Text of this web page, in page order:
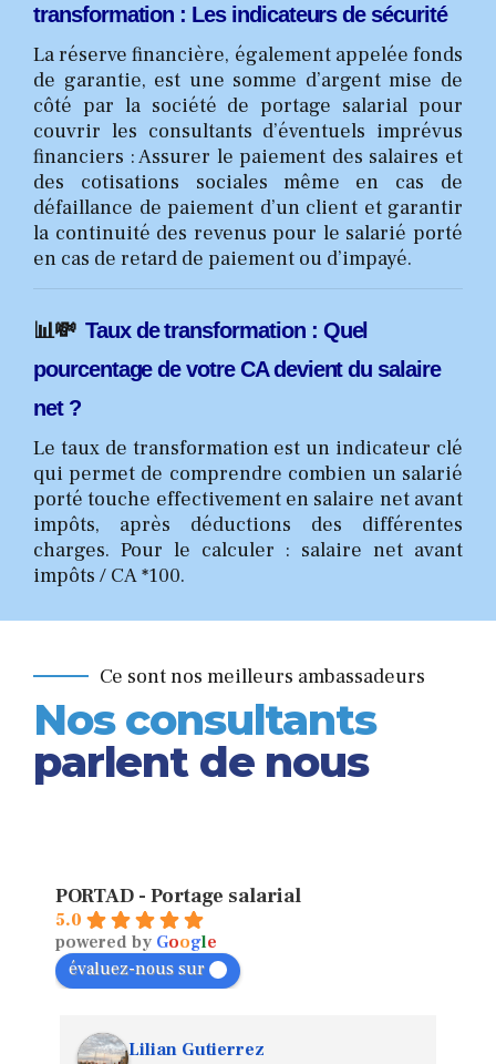
transformation : Les indicateurs de sécurité
La réserve financière, également appelée fonds
de garantie, est une somme d’argent mise de
côté par la société de portage salarial pour
couvrir les consultants d’éventuels imprévus
financiers : Assurer le paiement des salaires et
des cotisations sociales même en cas de
défaillance de paiement d’un client et garantir
la continuité des revenus pour le salarié porté
en cas de retard de paiement ou d’impayé.
📊💸 Taux de transformation : Quel
pourcentage de votre CA devient du salaire
net ?
Le taux de transformation est un indicateur clé
qui permet de comprendre combien un salarié
porté touche effectivement en salaire net avant
impôts, après déductions des différentes
charges. Pour le calculer : salaire net avant
impôts / CA *100.
Ce sont nos meilleurs ambassadeurs
Nos consultants
parlent de nous
PORTAD - Portage salarial
5.0
powered by Google
évaluez-nous sur
Lilian Gutierrez